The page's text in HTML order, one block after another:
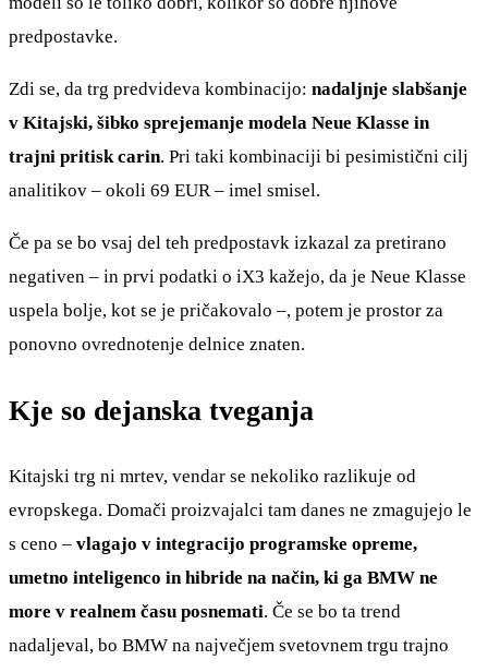
predpostavke.
Zdi se, da trg predvideva kombinacijo: nadaljnje slabšanje
v Kitajski, šibko sprejemanje modela Neue Klasse in
trajni pritisk carin. Pri taki kombinaciji bi pesimistični cilj
analitikov – okoli 69 EUR – imel smisel.
Če pa se bo vsaj del teh predpostavk izkazal za pretirano
negativen – in prvi podatki o iX3 kažejo, da je Neue Klasse
uspela bolje, kot se je pričakovalo –, potem je prostor za
ponovno ovrednotenje delnice znaten.
Kje so dejanska tveganja
Kitajski trg ni mrtev, vendar se nekoliko razlikuje od
evropskega. Domači proizvajalci tam danes ne zmagujejo le
s ceno – vlagajo v integracijo programske opreme,
umetno inteligenco in hibride na način, ki ga BMW ne
more v realnem času posnemati. Če se bo ta trend
nadaljeval, bo BMW na največjem svetovnem trgu trajno